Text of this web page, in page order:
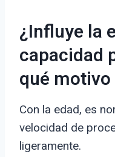
¿Influye la
capacidad
qué
Con la edad, es
velocidad de
ligeramente.